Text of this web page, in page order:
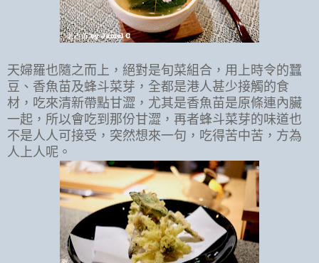
天婦羅也隨之而上，絕對是旬菜組合，用上時令的蠶
豆、香魚苗及蜂斗菜芽，全都是港人甚少接觸的食
材，吃來清新帶點甘澀，尤其是香魚苗是原條連內臟
一起，所以會吃到那份甘澀，再者蜂斗菜芽的味道也
不是人人可接受，突然想來一句，吃得苦中苦，方為
人上人呢。